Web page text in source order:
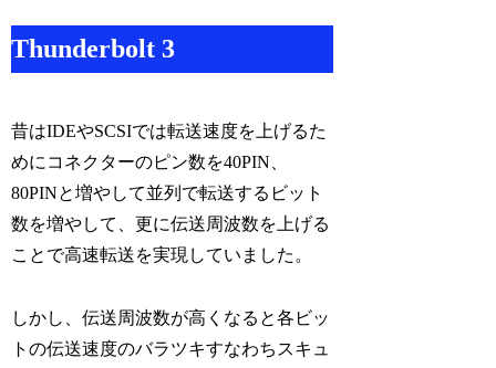
Thunderbolt 3
昔はIDEやSCSIでは転送速度を上げるた
めにコネクターのピン数を40PIN、
80PINと増やして並列で転送するビット
数を増やして、更に伝送周波数を上げる
ことで高速転送を実現していました。
しかし、伝送周波数が高くなると各ビッ
トの伝送速度のバラツキすなわちスキュ